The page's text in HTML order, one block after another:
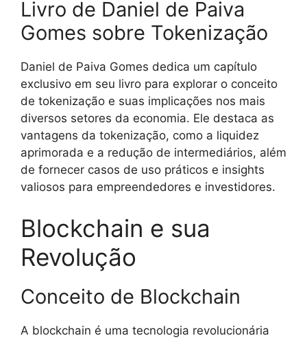
Livro de Daniel de Paiva
Gomes sobre Tokenização
Daniel de Paiva Gomes dedica um capítulo
exclusivo em seu livro para explorar o conceito
de tokenização e suas implicações nos mais
diversos setores da economia. Ele destaca as
vantagens da tokenização, como a liquidez
aprimorada e a redução de intermediários, além
de fornecer casos de uso práticos e insights
valiosos para empreendedores e investidores.
Blockchain e sua
Revolução
Conceito de Blockchain
A blockchain é uma tecnologia revolucionária